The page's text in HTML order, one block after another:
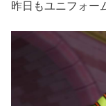
昨日もユニフォー